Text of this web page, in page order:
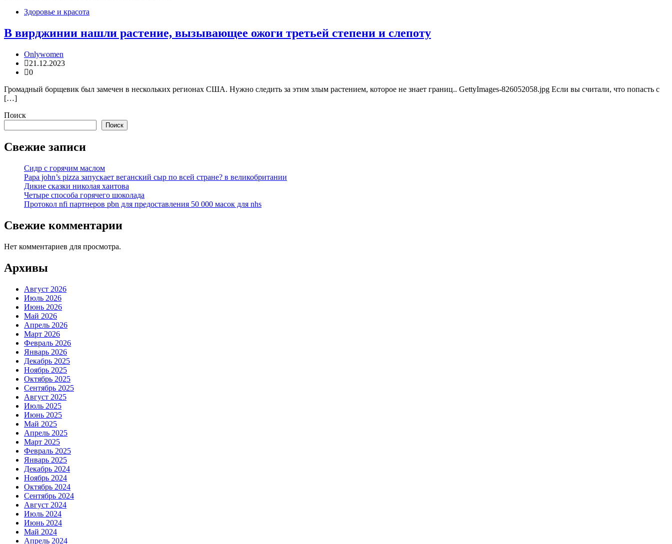
Здоровье и красота
В вирджинии нашли растение, вызывающее ожоги третьей степени и слепоту
Onlywomen
21.12.2023
0
Громадный борщевик был замечен в нескольких регионах США. Нужно следить за этим злым растением, которое не знает границ.. GettyImages-826052058.jpg Если вы считали, что попасть с
[…]
Поиск
Поиск
Свежие записи
Сидр с горячим маслом
Papa john’s pizza запускает веганский сыр по всей стране? в великобритании
Дикие сказки николая хаитова
Четыре способа горячего шоколада
Протокол nfi партнеров pbn для предоставления 50 000 масок для nhs
Свежие комментарии
Нет комментариев для просмотра.
Архивы
Август 2026
Июль 2026
Июнь 2026
Май 2026
Апрель 2026
Март 2026
Февраль 2026
Январь 2026
Декабрь 2025
Ноябрь 2025
Октябрь 2025
Сентябрь 2025
Август 2025
Июль 2025
Июнь 2025
Май 2025
Апрель 2025
Март 2025
Февраль 2025
Январь 2025
Декабрь 2024
Ноябрь 2024
Октябрь 2024
Сентябрь 2024
Август 2024
Июль 2024
Июнь 2024
Май 2024
Апрель 2024